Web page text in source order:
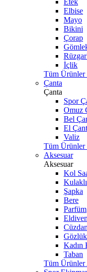
Etek
Elbise
Mayo
Bikini
Çorap
İçlik
Tüm
Çanta
Çanta
Spor
Omuz
Bel
El
Valiz
Tüm Ürünler
Aksesuar
Aksesuar
Kol
Şapka
Bere
Parfüm
Eldiven
Cüzdan
Gözlük
Kadın
Taban
Tüm Ürünler